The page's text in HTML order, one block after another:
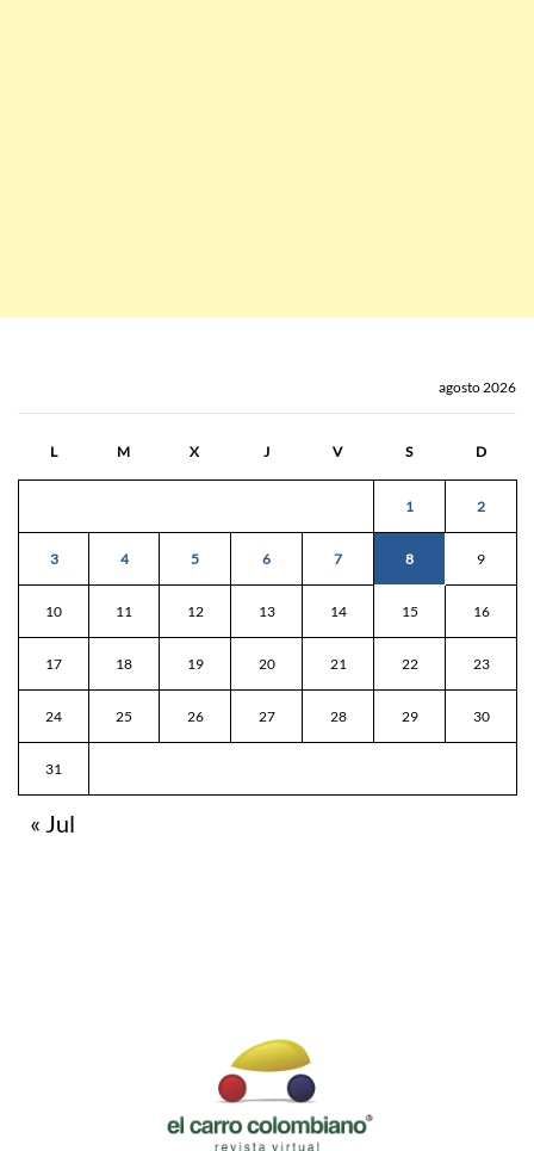
agosto 2026
L M X J V S D
1 2
3 4 5 6 7 8 9
10 11 12 13 14 15 16
17 18 19 20 21 22 23
24 25 26 27 28 29 30
31
« Jul